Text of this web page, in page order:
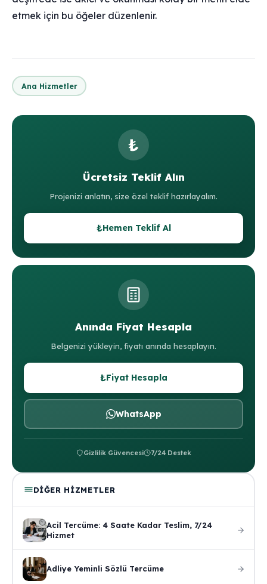
etmek için bu öğeler düzenlenir.
Ana Hizmetler
₺
Ücretsiz Teklif Alın
Projenizi anlatın, size özel teklif hazırlayalım.
₺Hemen Teklif Al
Anında Fiyat Hesapla
Belgenizi yükleyin, fiyatı anında hesaplayın.
₺Fiyat Hesapla
WhatsApp
Gizlilik Güvencesi 7/24 Destek
DIĞER HIZMETLER
Acil Tercüme: 4 Saate Kadar Teslim, 7/24
Hizmet
Adliye Yeminli Sözlü Tercüme